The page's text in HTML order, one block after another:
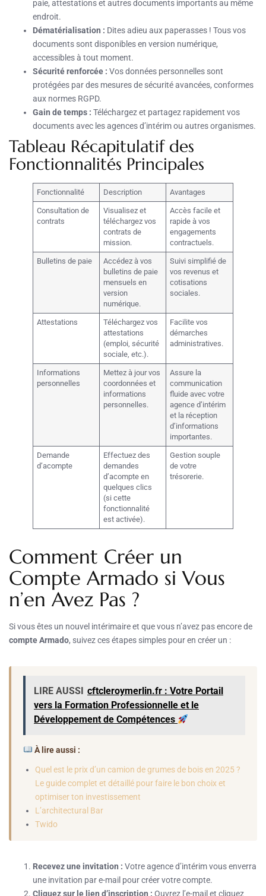
paie, attestations et autres documents importants au même
endroit.
Dématérialisation : Dites adieu aux paperasses ! Tous vos
documents sont disponibles en version numérique,
accessibles à tout moment.
Sécurité renforcée : Vos données personnelles sont
protégées par des mesures de sécurité avancées, conformes
aux normes RGPD.
Gain de temps : Téléchargez et partagez rapidement vos
documents avec les agences d’intérim ou autres organismes.
Tableau Récapitulatif des
Fonctionnalités Principales
Fonctionnalité Description Avantages
Consultation de
contrats
Visualisez et
téléchargez vos
contrats de
mission.
Accès facile et
rapide à vos
engagements
contractuels.
Bulletins de paie
Accédez à vos
bulletins de paie
mensuels en
version
numérique.
Suivi simplifié de
vos revenus et
cotisations
sociales.
Attestations
Téléchargez vos
attestations
(emploi, sécurité
sociale, etc.).
Facilite vos
démarches
administratives.
Informations
personnelles
Mettez à jour vos
coordonnées et
informations
personnelles.
Assure la
communication
fluide avec votre
agence d’intérim
et la réception
d’informations
importantes.
Demande
d’acompte
Effectuez des
demandes
d’acompte en
quelques clics
(si cette
fonctionnalité
est activée).
Gestion souple
de votre
trésorerie.
Comment Créer un
Compte Armado si Vous
n’en Avez Pas ?
Si vous êtes un nouvel intérimaire et que vous n’avez pas encore de
compte Armado, suivez ces étapes simples pour en créer un :
LIRE AUSSI cftcleroymerlin.fr : Votre Portail
vers la Formation Professionnelle et le
Développement de Compétences
À lire aussi :
Quel est le prix d’un camion de grumes de bois en 2025 ?
Le guide complet et détaillé pour faire le bon choix et
optimiser ton investissement
L’architectural Bar
Twido
Recevez une invitation : Votre agence d’intérim vous enverra
une invitation par e-mail pour créer votre compte.
Cliquez sur le lien d’inscription : Ouvrez l’e-mail et cliquez